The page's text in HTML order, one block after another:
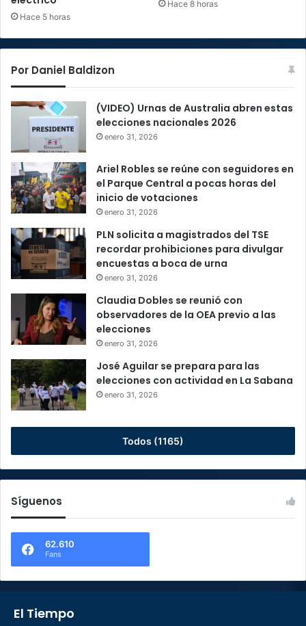
Hace 5 horas
Hace 8 horas
Por Daniel Baldizon
(VIDEO) Urnas de Australia abren estas
elecciones nacionales 2026
enero 31, 2026
Ariel Robles se reúne con seguidores en
el Parque Central a pocas horas del
inicio de votaciones
enero 31, 2026
PLN solicita a magistrados del TSE
recordar prohibiciones para divulgar
encuestas a boca de urna
enero 31, 2026
Claudia Dobles se reunió con
observadores de la OEA previo a las
elecciones
enero 31, 2026
José Aguilar se prepara para las
elecciones con actividad en La Sabana
enero 31, 2026
Todos (1165)
Síguenos
62.610
Fans
El Tiempo